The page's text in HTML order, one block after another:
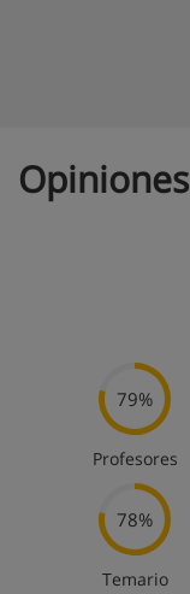
Opiniones
79%
Profesores
78%
Temario